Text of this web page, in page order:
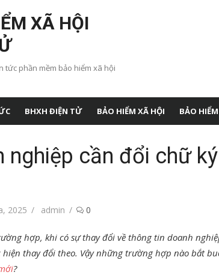
XÃ HỘI
tức phần mềm bảo hiểm xã hội
BHXH ĐIỆN TỬ BẢO HIỂM XÃ HỘI BẢO
nghiệp cần đổi chữ
2025
Tác
admin 0
hợp, khi có sự thay đổi về thông tin doanh
thay đổi theo. Vậy những trường hợp nào bắt
?